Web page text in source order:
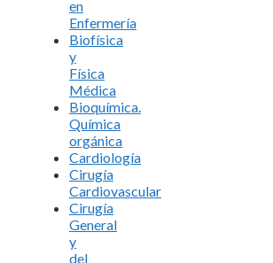
en
Enfermería
Biofísica
y
Física
Médica
Bioquímica.
Química
orgánica
Cardiología
Cirugía
Cardiovascular
Cirugía
General
y
del